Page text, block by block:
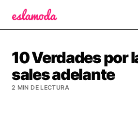
10 Verdades por
sales adelante
2 MIN DE LECTURA